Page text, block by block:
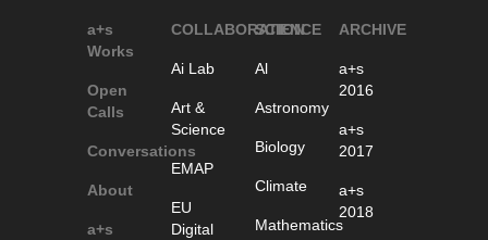
a+s
Works
Open
Calls
Conversations
About
a+s
COLLABORATION
Ai Lab
Art &
Science
EMAP
EU
Digital
SCIENCE
Al
Astronomy
Biology
Climate
Mathematics
ARCHIVE
a+s
2016
a+s
2017
a+s
2018